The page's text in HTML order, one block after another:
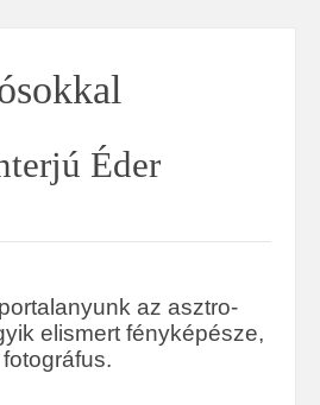
Éder
az asztro-
elismert fényképésze,